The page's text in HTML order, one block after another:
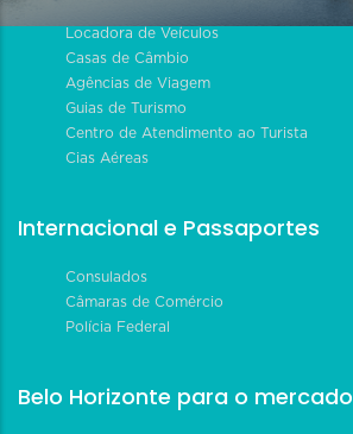
Locadora de Veículos
Casas de Câmbio
Agências de Viagem
Guias de Turismo
Centro de Atendimento ao Turista
Cias Aéreas
Internacional e Passaportes
Consulados
Câmaras de Comércio
Polícia Federal
Belo Horizonte para o mercado